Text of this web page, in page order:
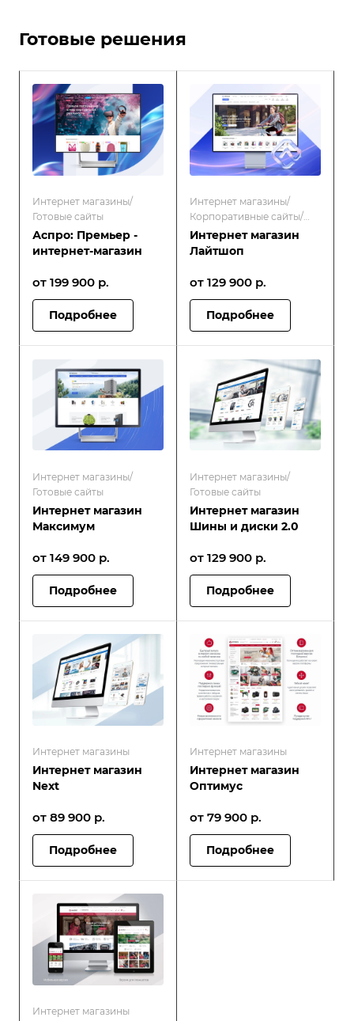
Готовые решения
Интернет магазины/
Готовые сайты
Аспро: Премьер -
интернет-магазин
от 199 900 р.
Подробнее
Интернет магазины/
Корпоративные сайты/
Готовые сайты
Интернет магазин
Лайтшоп
от 129 900 р.
Подробнее
Интернет магазины/
Готовые сайты
Интернет магазин
Максимум
от 149 900 р.
Подробнее
Интернет магазины/
Готовые сайты
Интернет магазин
Шины и диски 2.0
от 129 900 р.
Подробнее
Интернет магазины
Интернет магазин
Next
от 89 900 р.
Подробнее
Интернет магазины
Интернет магазин
Оптимус
от 79 900 р.
Подробнее
Интернет магазины